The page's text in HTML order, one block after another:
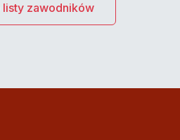
listy zawodników